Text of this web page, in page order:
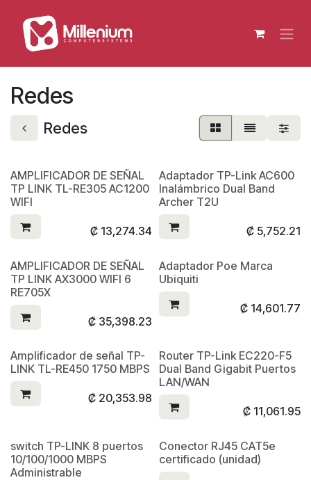
Redes
Redes
AMPLIFICADOR DE SEÑAL
TP LINK TL-RE305 AC1200
WIFI
₡ 13,274.34
Adaptador TP-Link AC600
Inalámbrico Dual Band
Archer T2U
₡ 5,752.21
AMPLIFICADOR DE SEÑAL
TP LINK AX3000 WIFI 6
RE705X
₡ 35,398.23
Adaptador Poe Marca
Ubiquiti
₡ 14,601.77
Amplificador de señal TP-
LINK TL-RE450 1750 MBPS
₡ 20,353.98
Router TP-Link EC220-F5
Dual Band Gigabit Puertos
LAN/WAN
₡ 11,061.95
switch TP-LINK 8 puertos
10/100/1000 MBPS
Administrable
Conector RJ45 CAT5e
certificado (unidad)